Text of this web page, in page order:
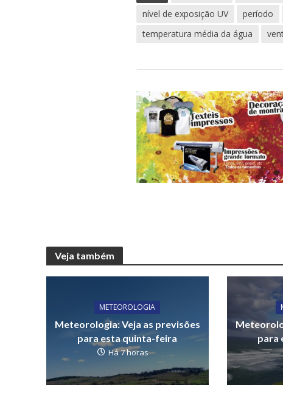
nível de exposição UV
período
temperatura média da água
Veja também
METEOROLOGIA
Meteorologia: Veja as previsões
para esta quinta-feira
Há 7 horas
para